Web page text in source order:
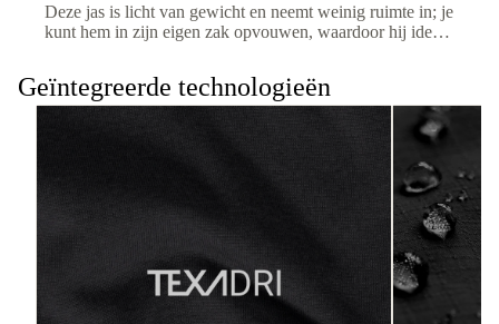
Deze jas is licht van gewicht en neemt weinig ruimte in; je
kunt hem in zijn eigen zak opvouwen, waardoor hij ideaal
Geïntegreerde technologieën